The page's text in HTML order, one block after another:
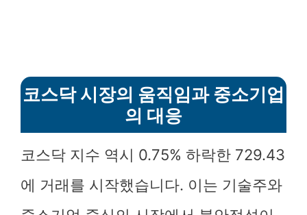
코스닥 시장의 움직임과 중소기업
의 대응
코스닥 지수 역시 0.75% 하락한 729.43
에 거래를 시작했습니다. 이는 기술주와